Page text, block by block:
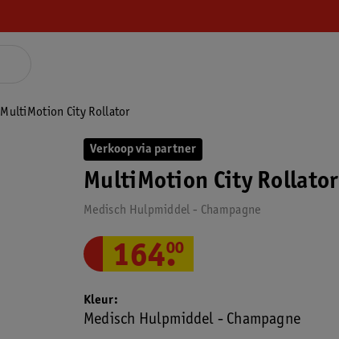
MultiMotion City Rollator
Verkoop via partner
MultiMotion City Rollator
Medisch Hulpmiddel - Champagne
164.
00
Kleur
Medisch Hulpmiddel - Champagne